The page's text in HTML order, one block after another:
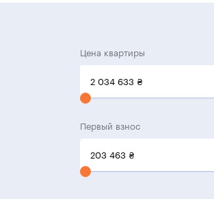
Цена квартиры
2 034 633 ₴
Первый взнос
203 463 ₴